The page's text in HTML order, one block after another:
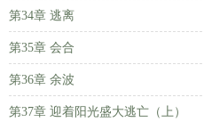
第34章 逃离
第35章 会合
第36章 余波
第37章 迎着阳光盛大逃亡（上）